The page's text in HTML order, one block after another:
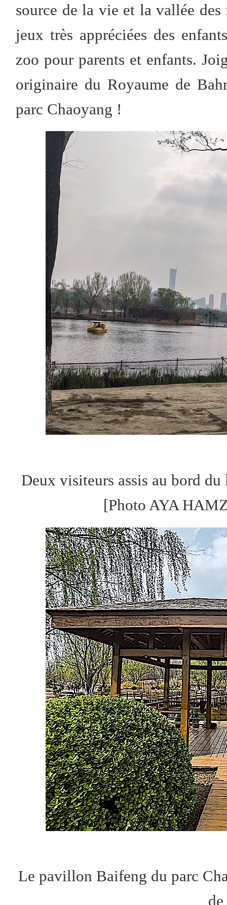
source de la vie et la vallée
jeux très appréciées des
zoo pour parents et enfants.
originaire du Royaume de
parc Chaoyang !
Deux visiteurs assis au bord
[Photo AYA
Le pavillon Baifeng du parc